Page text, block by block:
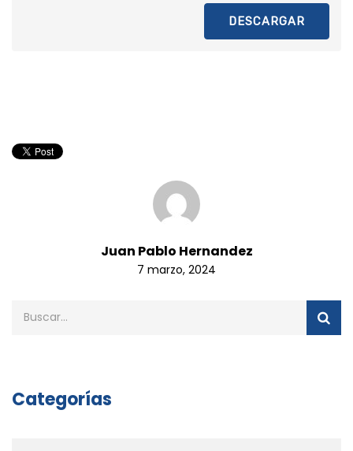
DESCARGAR
Juan Pablo Hernandez
7 marzo, 2024
Categorías